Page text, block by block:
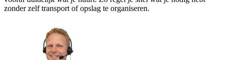
zonder zelf transport of opslag te organiseren.